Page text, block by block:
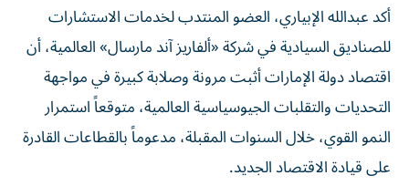
أكد عبدالله الإبياري، العضو المنتدب لخدمات الاستشارات
للصناديق السيادية في شركة «ألفاريز آند مارسال» العالمية، أن
اقتصاد دولة الإمارات أثبت مرونة وصلابة كبيرة في مواجهة
التحديات والتقلبات الجيوسياسية العالمية، متوقعاً استمرار
النمو القوي، خلال السنوات المقبلة، مدعوماً بالقطاعات القادرة
على قيادة الاقتصاد الجديد.